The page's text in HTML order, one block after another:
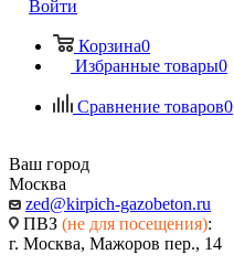
Войти
Корзина0
Избранные товары0
Сравнение товаров0
Ваш город
Москва
zed@kirpich-gazobeton.ru
ПВЗ (не для посещения):
г. Москва, Мажоров пер., 14